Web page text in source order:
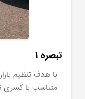
تبصره ۱
با هدف تنظیم
متناسب با کسری